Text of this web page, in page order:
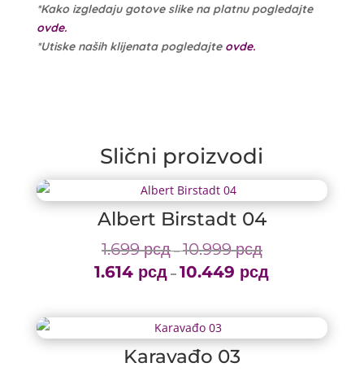
*Kako izgledaju gotove slike na platnu pogledajte
ovde.
*Utiske naših klijenata pogledajte ovde.
Slični proizvodi
Albert Birstadt 04
1.699рсд – 10.999рсдPrice
range:
1.614 рсд – 10.449 рсд
Karavađo 03